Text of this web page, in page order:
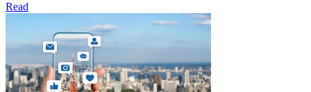
Read